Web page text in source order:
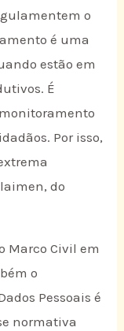
o
é uma
estão em
É
Por isso,
do
Marco Civil em
o
Pessoais é
normativa